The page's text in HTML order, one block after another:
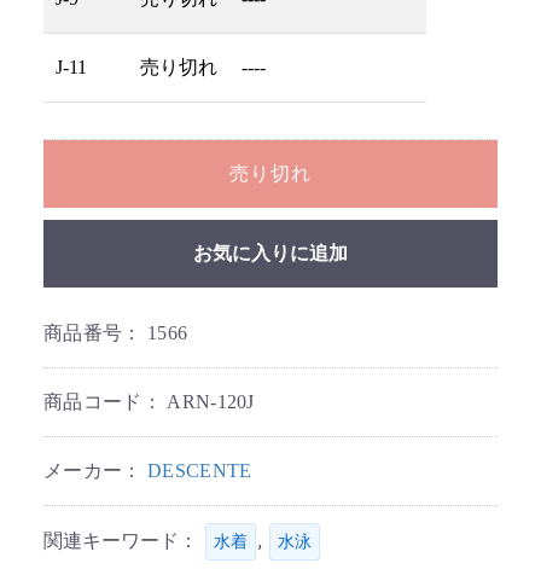
J-11 売り切れ ----
売り切れ
お気に入りに追加
商品番号： 1566
商品コード： ARN-120J
メーカー： DESCENTE
関連キーワード： 水着 , 水泳